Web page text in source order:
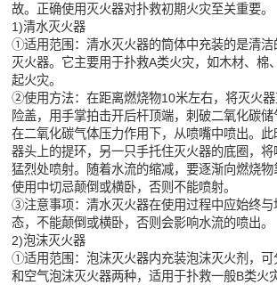
故。正确使用灭火器对扑救初期火灾至关重要。
1)清水灭火器
①适用范围：清水灭火器的筒体中充装的是清洁
灭火器。它主要用于扑救A类火灾，如木材、棉
起火灾。
②使用方法：在距离燃烧物10米左右，将灭火
险盖，用手掌拍击开后杆顶端，刺破二氧化碳
在二氧化碳气体压力作用下，从喷嘴中喷出。
器头上的提环，另一只手托住灭火器的底圈，
猛烈处喷射。随着水流的缩减，要逐渐向燃烧
使用中切忌颠倒或横卧，否则不能喷射。
③注意事项：清水灭火器在使用过程中应始终与
态，不能颠倒或横卧，否则会影响水流的喷出。
2)泡沫灭火器
①适用范围：泡沫灭火器内充装泡沫灭火剂，可
和空气泡沫灭火器两种，适用于扑救一般B类火